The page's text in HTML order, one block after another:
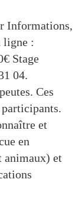
Informations,
ligne :
Stage
04.
Ces
et
en
animaux) et